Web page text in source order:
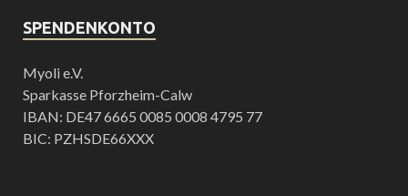
SPENDENKONTO
Myoli e.V.
Sparkasse Pforzheim-Calw
IBAN: DE47 6665 0085 0008 4795 77
BIC: PZHSDE66XXX